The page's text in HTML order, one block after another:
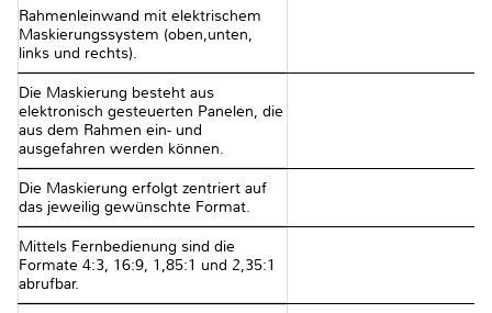
Rahmenleinwand mit elektrischem
Maskierungssystem (oben,unten,
links und rechts).
Die Maskierung besteht aus
elektronisch gesteuerten Panelen, die
aus dem Rahmen ein- und
ausgefahren werden können.
Die Maskierung erfolgt zentriert auf
das jeweilig gewünschte Format.
Mittels Fernbedienung sind die
Formate 4:3, 16:9, 1,85:1 und 2,35:1
abrufbar.